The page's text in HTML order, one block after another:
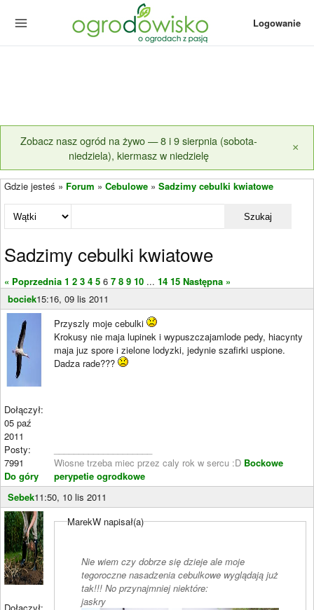
Logowanie
Zobacz nasz ogród na żywo — 8 i 9 sierpnia (sobota-
niedziela), kiermasz w niedzielę
×
Gdzie jesteś » Forum » Cebulowe » Sadzimy cebulki kwiatowe
Szukaj
Sadzimy cebulki kwiatowe
« Poprzednia 1 2 3 4 5 6 7 8 9 10 ... 14 15 Następna »
bociek15:16, 09 lis 2011
Dołączył:
05 paź
2011
Posty:
7991
Do góry
Przyszly moje cebulki
Krokusy nie maja lupinek i wypuszczajamlode pedy, hiacynty
maja juz spore i zielone lodyzki, jedynie szafirki uspione.
Dadza rade???
Wiosne trzeba miec przez caly rok w sercu :D Bockowe
perypetie ogrodkowe
Sebek11:50, 10 lis 2011
MarekW napisał(a)
Nie wiem czy dobrze się dzieje ale moje
tegoroczne nasadzenia cebulkowe wyglądają już
tak!!! No przynajmniej niektóre:
jaskry